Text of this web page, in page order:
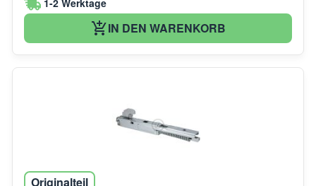
1-2 Werktage
IN DEN WARENKORB
Originalteil